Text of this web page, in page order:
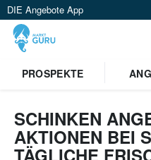
DIE Angebote App
PROSPEKTE
SCHINKEN
AKTIONEN BEI
TÄGLICHE